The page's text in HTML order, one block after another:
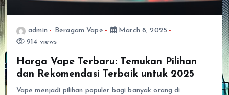
admin Beragam Vape
March 8, 2025
914 views
Harga Vape Terbaru: Temukan Pilihan
dan Rekomendasi Terbaik untuk 2025
Vape menjadi pilihan populer bagi banyak orang di